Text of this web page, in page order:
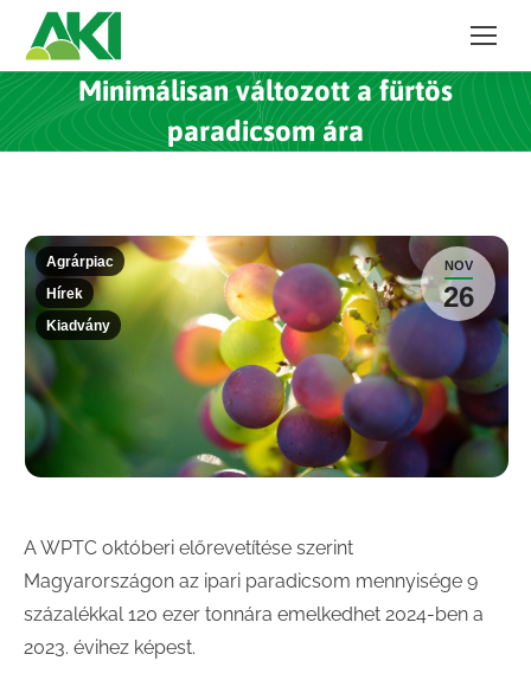
Minimálisan változott a fürtös
paradicsom ára
NOV
26
Agrárpiac
Hírek
Kiadvány
A WPTC októberi előrevetítése szerint
Magyarországon az ipari paradicsom mennyisége 9
százalékkal 120 ezer tonnára emelkedhet 2024-ben a
2023. évihez képest.